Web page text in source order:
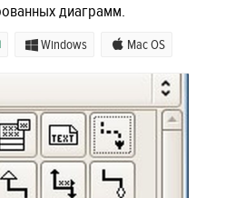
диаграмм.
Windows Mac OS